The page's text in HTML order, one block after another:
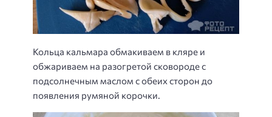
Кольца кальмара обмакиваем в кляре и
обжариваем на разогретой сковороде с
подсолнечным маслом с обеих сторон до
появления румяной корочки.